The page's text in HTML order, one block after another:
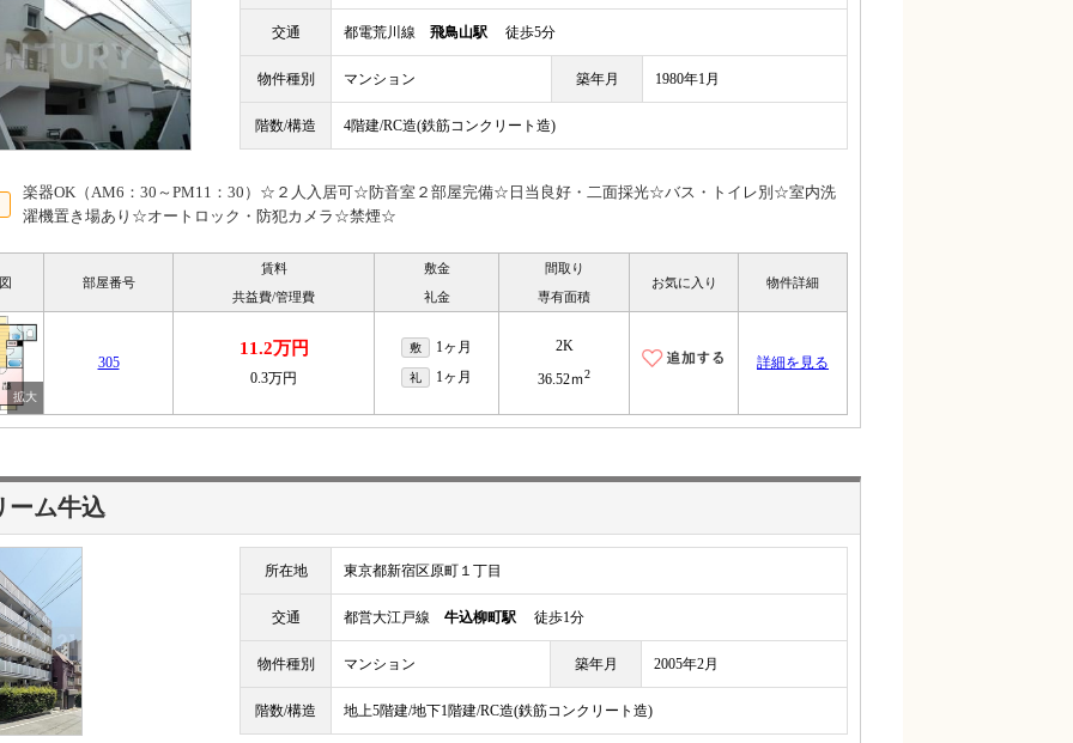
交通 都電荒川線 飛鳥山駅 徒歩5分
物件種別 マンション 築年月 1980年1月
階数/構造 4階建/RC造(鉄筋コンクリート造)
楽器OK（AM6：30～PM11：30）☆２人入居可☆防音室２部屋完備☆日当良好・二面採光☆バス・トイレ別☆室内洗
濯機置き場あり☆オートロック・防犯カメラ☆禁煙☆
部屋番号
賃料
共益費/管理費
敷金
礼金
間取り
専有面積
お気に入り 物件詳細
305
11.2万円
0.3万円
敷 1ヶ月
礼 1ヶ月
2K
36.52ｍ2
詳細を見る
ーム牛込
所在地 東京都新宿区原町１丁目
交通 都営大江戸線 牛込柳町駅 徒歩1分
物件種別 マンション 築年月 2005年2月
階数/構造 地上5階建/地下1階建/RC造(鉄筋コンクリート造)